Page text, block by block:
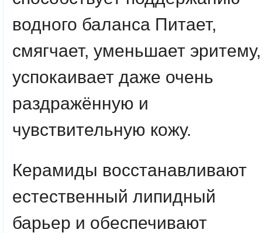
водного баланса Питает,
смягчает, уменьшает эритему,
успокаивает даже очень
раздражённую и
чувствительную кожу.
Керамиды восстанавливают
естественный липидный
барьер и обеспечивают